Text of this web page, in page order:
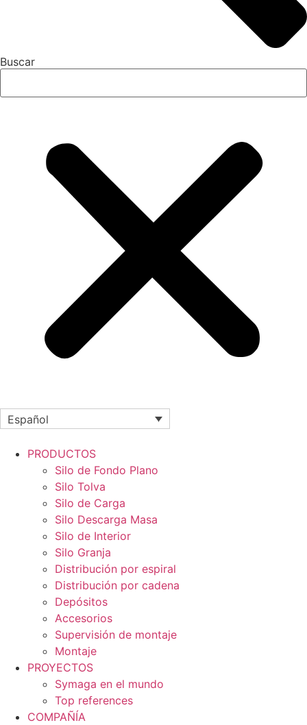
Buscar
Español
PRODUCTOS
Silo de Fondo Plano
Silo Tolva
Silo de Carga
Silo Descarga Masa
Silo de Interior
Silo Granja
Distribución por espiral
Distribución por cadena
Depósitos
Accesorios
Supervisión de montaje
Montaje
PROYECTOS
Symaga en el mundo
Top references
COMPAÑÍA